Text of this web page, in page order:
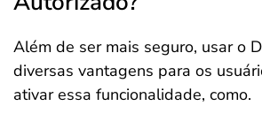
Além de ser mais seguro, usar o
diversas vantagens para os
ativar essa funcionalidade, como.